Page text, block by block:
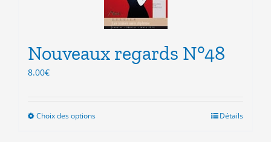
choisies
sur
page
Nouveaux regards N°48
8.00€
Choix des optionsCe
Détails